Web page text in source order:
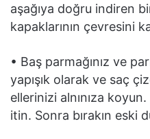
aşağıya doğru indiren
kapaklarının çevresini
• Baş parmağınız ve
yapışık olarak ve saç
ellerinizi alnınıza
itin. Sonra bırakın eski